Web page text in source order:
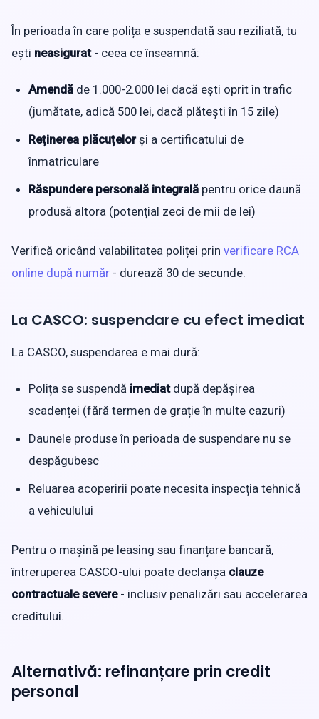
În perioada în care polița e suspendată sau reziliată, tu
ești neasigurat- ceea ce înseamnă:
Amendă de 1.000-2.000 lei dacă ești oprit în trafic
(jumătate, adică 500 lei, dacă plătești în 15 zile)
Reținerea plăcuțelorși a certificatului de
înmatriculare
Răspundere personală integrală pentru orice daună
produsă altora (potențial zeci de mii de lei)
Verifică oricând valabilitatea poliței prin verificare RCA
online după număr - durează 30 de secunde.
La CASCO: suspendare cu efect imediat
La CASCO, suspendarea e mai dură:
Polița se suspendă imediatdupă depășirea
scadenței (fără termen de grație în multe cazuri)
Daunele produse în perioada de suspendare nu se
despăgubesc
Reluarea acoperirii poate necesita inspecția tehnică
a vehiculului
Pentru o mașină pe leasing sau finanțare bancară,
întreruperea CASCO-ului poate declanșa clauze
contractuale severe- inclusiv penalizări sau accelerarea
creditului.
Alternativă: refinanțare prin credit
personal